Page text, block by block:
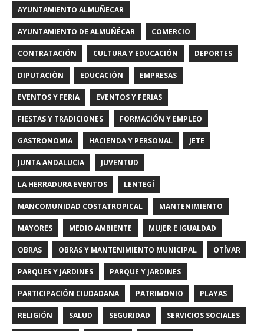
AYUNTAMIENTO ALMUÑECAR
AYUNTAMIENTO DE ALMUÑÉCAR COMERCIO
CONTRATACIÓN CULTURA Y EDUCACIÓN DEPORTES
DIPUTACIÓN EDUCACIÓN EMPRESAS
EVENTOS Y FERIA EVENTOS Y FERIAS
FIESTAS Y TRADICIONES FORMACIÓN Y EMPLEO
GASTRONOMIA HACIENDA Y PERSONAL JETE
JUNTA ANDALUCIA JUVENTUD
LA HERRADURA EVENTOS LENTEGÍ
MANCOMUNIDAD COSTATROPICAL MANTENIMIENTO
MAYORES MEDIO AMBIENTE MUJER E IGUALDAD
OBRAS OBRAS Y MANTENIMIENTO MUNICIPAL OTÍVAR
PARQUES Y JARDINES PARQUE Y JARDINES
PARTICIPACIÓN CIUDADANA PATRIMONIO PLAYAS
RELIGIÓN SALUD SEGURIDAD SERVICIOS SOCIALES